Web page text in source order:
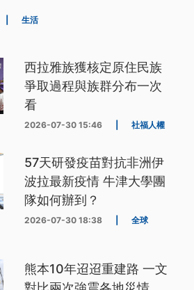
生活
西拉雅族獲核定原住民族
爭取過程與族群分布一次
看
2026-07-30 15:46 社福人權
57天研發疫苗對抗非洲伊
波拉最新疫情 牛津大學團
隊如何辦到？
2026-07-30 18:38 全球
熊本10年迢迢重建路 一文